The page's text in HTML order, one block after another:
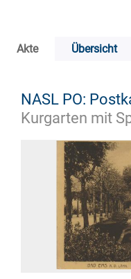
Akte Übersicht
NASL PO:
Kurgarten mit